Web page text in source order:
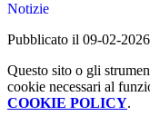
Notizie
Pubblicato il 09-02-2026
Questo sito o gli
cookie necessari al
COOKIE POLICY.